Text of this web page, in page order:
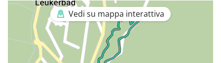
Vedi su mappa interattiva